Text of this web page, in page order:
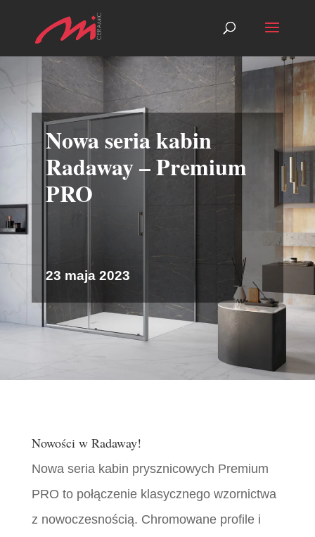
Nowa seria kabin
Radaway – Premium
PRO
23 maja 2023
Nowości w Radaway!
Nowa seria kabin prysznicowych Premium
PRO to połączenie klasycznego wzornictwa
z nowoczesnością. Chromowane profile i